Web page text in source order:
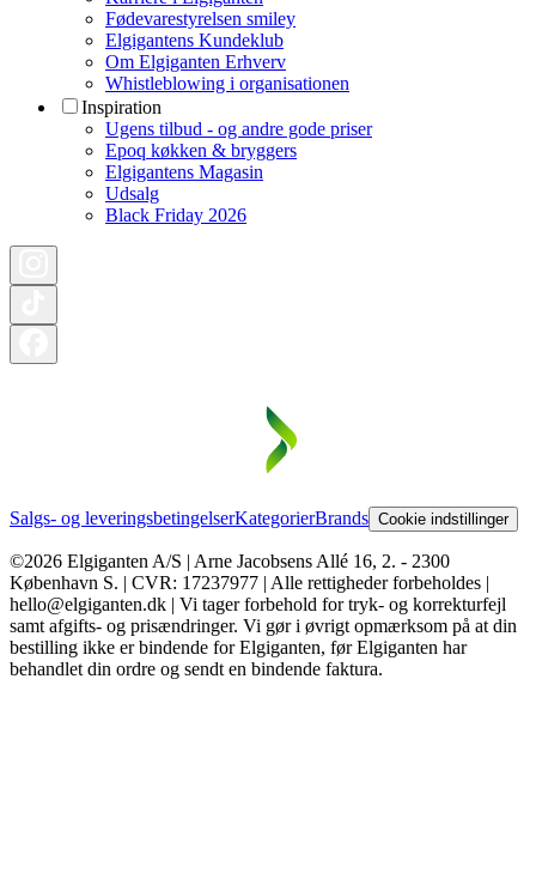
Fødevarestyrelsen smiley
Elgigantens Kundeklub
Om Elgiganten Erhverv
Whistleblowing i organisationen
Inspiration
Ugens tilbud - og andre gode priser
Epoq køkken & bryggers
Elgigantens Magasin
Udsalg
Black Friday 2026
Salgs- og leveringsbetingelserKategorierBrands Cookie indstillinger
©2026 Elgiganten A/S | Arne Jacobsens Allé 16, 2. - 2300
København S. | CVR: 17237977 | Alle rettigheder forbeholdes |
hello@elgiganten.dk | Vi tager forbehold for tryk- og korrekturfejl
samt afgifts- og prisændringer. Vi gør i øvrigt opmærksom på at din
bestilling ikke er bindende for Elgiganten, før Elgiganten har
behandlet din ordre og sendt en bindende faktura.